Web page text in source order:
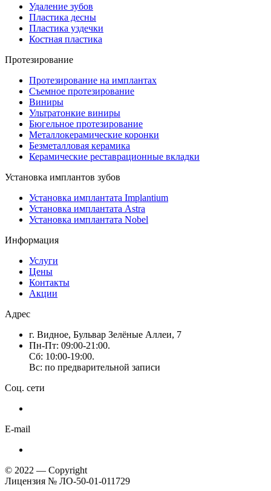
Удаление зубов
Пластика десны
Пластика уздечки
Костная пластика
Протезирование
Протезирование на имплантах
Съемное протезирование
Виниры
Ультратонкие виниры
Бюгельное протезирование
Металлокерамические коронки
Безметалловая керамика
Керамические реставрационные вкладки
Установка имплантов зубов
Установка имплантата Implantium
Установка имплантата Astra
Установка имплантата Nobel
Информация
Услуги
Цены
Контакты
Акции
Адрес
г. Видное, Бульвар Зелёные Аллеи, 7
Пн-Пт: 09:00-21:00.
Сб: 10:00-19:00.
Вс: по предварительной записи
Соц. сети
E-mail
© 2022 — Copyright
Лицензия № ЛО-50-01-011729